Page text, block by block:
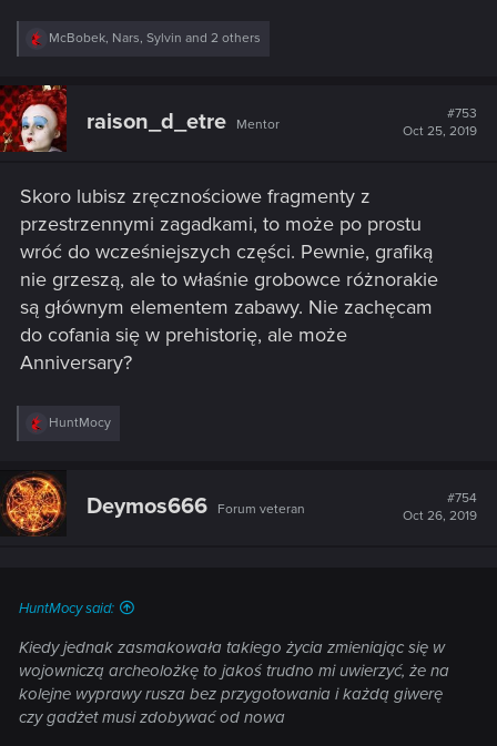
R
c
t
i
o
:
McBobek, Nars, Sylvin and 2 others
raison_d_etre Mentor
#753
Oct 25, 2019
Skoro lubisz zręcznościowe fragmenty z
przestrzennymi zagadkami, to może po prostu
wróć do wcześniejszych części. Pewnie, grafiką
nie grzeszą, ale to właśnie grobowce różnorakie
są głównym elementem zabawy. Nie zachęcam
do cofania się w prehistorię, ale może
Anniversary?
R
c
t
i
o
HuntMocy
Deymos666 Forum veteran
#754
Oct 26, 2019
HuntMocy said:
Kiedy jednak zasmakowała takiego życia zmieniając się w
wojowniczą archeolożkę to jakoś trudno mi uwierzyć, że na
kolejne wyprawy rusza bez przygotowania i każdą giwerę
czy gadżet musi zdobywać od nowa